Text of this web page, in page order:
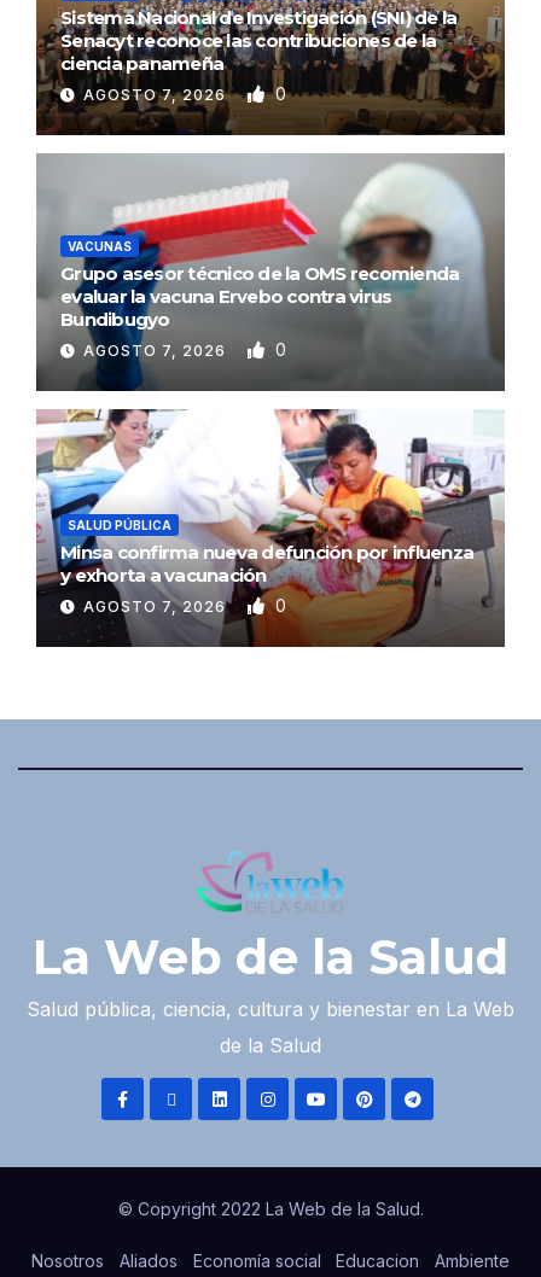
Sistema Nacional de Investigación (SNI) de la
Senacyt reconoce las contribuciones de la
ciencia panameña
AGOSTO 7, 2026 0
VACUNAS
Grupo asesor técnico de la OMS recomienda
evaluar la vacuna Ervebo contra virus
Bundibugyo
AGOSTO 7, 2026 0
SALUD PÚBLICA
Minsa confirma nueva defunción por influenza
y exhorta a vacunación
AGOSTO 7, 2026 0
La Web de la Salud
Salud pública, ciencia, cultura y bienestar en La Web
de la Salud
© Copyright 2022 La Web de la Salud.
Nosotros Aliados Economía social Educacion Ambiente